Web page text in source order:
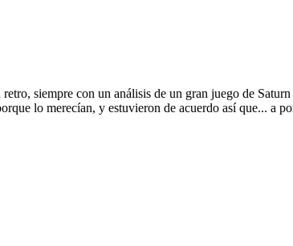
siempre con un análisis de un gran juego de
lo merecían, y estuvieron de acuerdo así que... a